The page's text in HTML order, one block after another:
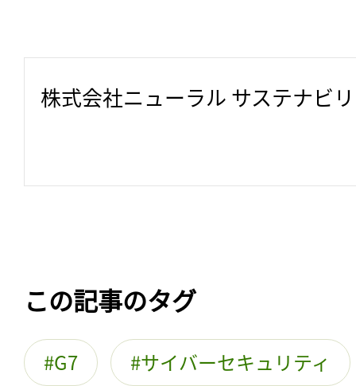
株式会社ニューラル サステナビ
この記事のタグ
G7 サイバーセキュリティ